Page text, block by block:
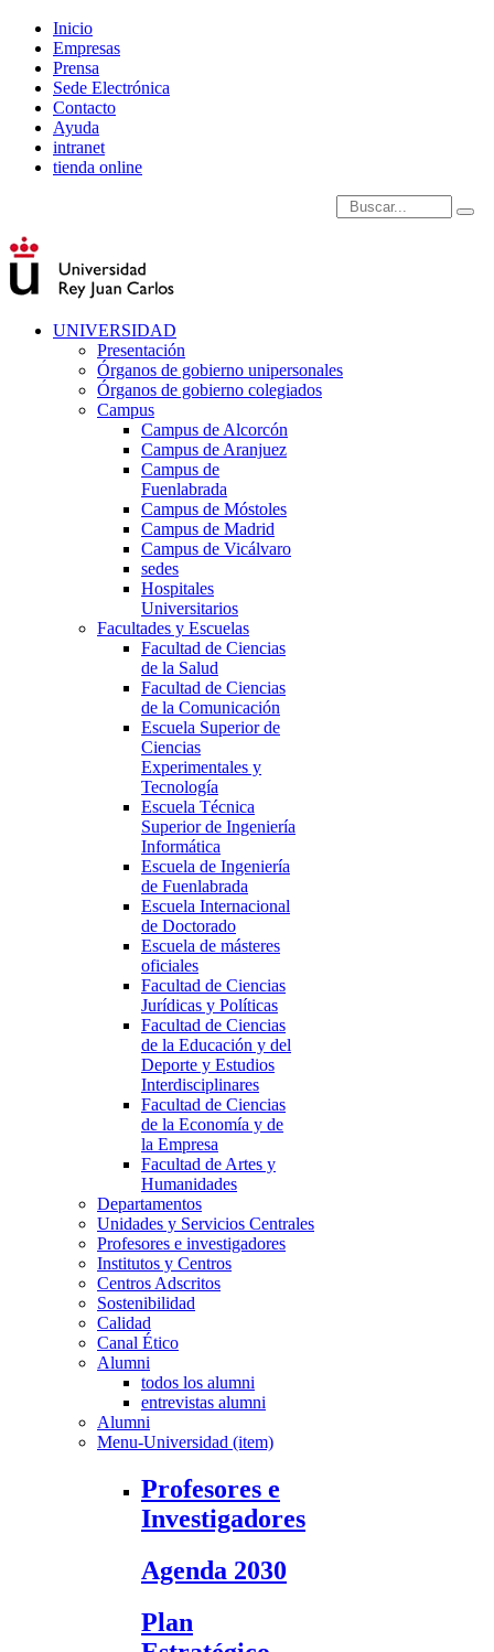
Inicio
Empresas
Prensa
Sede Electrónica
Contacto
Ayuda
intranet
tienda online
Introduce términos de
UNIVERSIDAD
Presentación
Órganos de gobierno unipersonales
Órganos de gobierno colegiados
Campus
Campus de Alcorcón
Campus de Aranjuez
Campus de
Fuenlabrada
Campus de Móstoles
Campus de Madrid
Campus de Vicálvaro
sedes
Hospitales
Universitarios
Facultades y Escuelas
Facultad de Ciencias
de la Salud
Facultad de Ciencias
de la Comunicación
Escuela Superior de
Ciencias
Experimentales y
Tecnología
Escuela Técnica
Superior de Ingeniería
Informática
Escuela de Ingeniería
de Fuenlabrada
Escuela Internacional
de Doctorado
Escuela de másteres
oficiales
Facultad de Ciencias
Jurídicas y Políticas
Facultad de Ciencias
de la Educación y del
Deporte y Estudios
Interdisciplinares
Facultad de Ciencias
de la Economía y de
la Empresa
Facultad de Artes y
Humanidades
Departamentos
Unidades y Servicios Centrales
Profesores e investigadores
Institutos y Centros
Centros Adscritos
Sostenibilidad
Calidad
Canal Ético
Alumni
todos los alumni
entrevistas alumni
Alumni
Menu-Universidad (item)
Profesores e
Investigadores
Agenda 2030
Plan